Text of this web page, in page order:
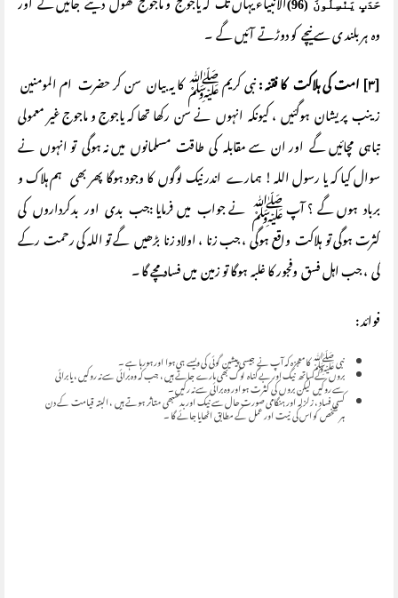
حَدَبٍ يَنْسِلُونَ (96)
وہ ہر بلند ی سے نیچے کو دوڑتے آئیں گے ۔
[۳] امت کی ہلاکت کا فتنہ :
نبی کریم ﷺ کا یہ بیان سن کر حضرت ام المومنین
زینب پریشان ہوگئیں ، کیونکہ انہوں نے سن رکھا تھا کہ یاجوج و ماجوج غیر معمولی
تباہی مچائیں گے اور ان سے مقابلہ کی طاقت مسلمانوں میں نہ ہوگی تو انہوں نے
سوال کیا کہ یا رسول اللہ ! ہمارے اندر نیک لوگوں کا وجود ہوگا پھر بھی ہم ہلاک و
برباد ہوں گے ؟ آپ ﷺ نے جواب میں فرمایا :جب بدی اور بدکرداروں کی
کثرت ہوگی تو ہلاکت واقع ہوگی ، جب زنا ، اولاد زنا بڑھیں گے تو اللہ کی رحمت رکے
گی ، جب اہل فسق وفجور کا غلبہ ہوگا تو زمین میں فساد مچے گا ۔
فوائد :
نبی ﷺ کا معجزہ کہ آپ نے جیسی پیشین گوئی کی ویسے ہی ہوا اور ہورہا ہے ۔
بروں کے ساتھ نیک اور بے گناہ لوگ بھی مارے جاتے ہیں ، جب کہ وہ برائی سے نہ روکیں ، یا برائی
سے روکیں لیکن بروں کی کثرت ہو اور وہ برائی سے نہ رکیں ۔
کسی فساد ، زلزلہ اور ہنگامی صورت حال سے نیک اور بد سبھی متاثر ہوتے ہیں ، البتہ قیامت کے دن
ہر شخص کو اس کی نیت اور عمل کے مطابق اٹھایا جائے گا ۔